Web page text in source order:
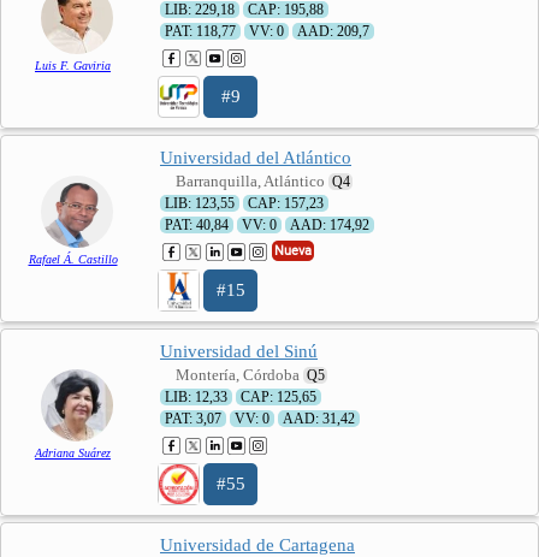
Luis F. Gaviria
LIB: 229,18
CAP: 195,88
PAT: 118,77
VV: 0 AAD: 209,7
#9
Rafael Á. Castillo
Universidad del Atlántico
Barranquilla, Atlántico Q4
LIB: 123,55
CAP: 157,23
PAT: 40,84
VV: 0 AAD: 174,92
Nueva
#15
Adriana Suárez
Universidad del Sinú
Montería, Córdoba Q5
LIB: 12,33
CAP: 125,65
PAT: 3,07
VV: 0 AAD: 31,42
#55
Universidad de Cartagena